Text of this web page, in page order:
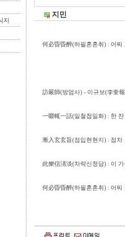
지
지민
何必昏昏醉(하필혼혼취) : 어
訪嚴師(방엄사) - 이규보(李奎報
一啜輒一話(일철첩일화) : 한
漸入玄玄旨(점입현현지) : 점
此樂信淸淡(차락신청담) : 이
何必昏昏醉(하필혼혼취) : 어찌